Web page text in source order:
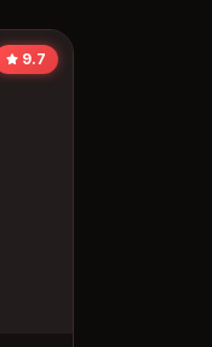
9.7